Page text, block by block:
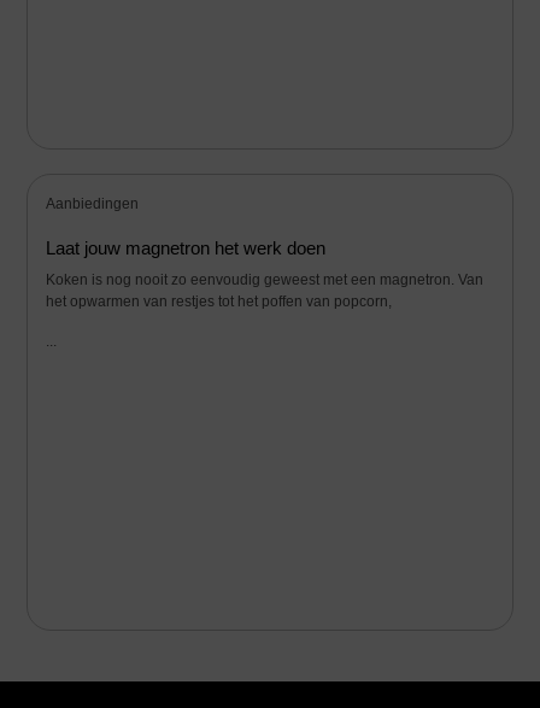
Aanbiedingen
Laat jouw magnetron het werk doen
Koken is nog nooit zo eenvoudig geweest met een magnetron. Van
het opwarmen van restjes tot het poffen van popcorn,